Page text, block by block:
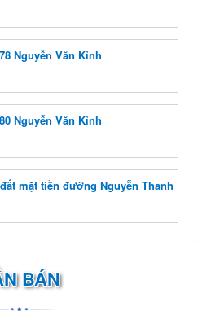
Nguyễn Văn Kỉnh
Nguyễn Văn Kỉnh
mặt tiền đường Nguyễn Thanh
BÁN